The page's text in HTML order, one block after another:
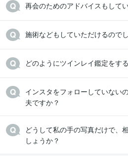
再会のためのアドバイスもして
施術などもしていただけるので
どのようにツインレイ鑑定をす
インスタをフォローしていない
夫ですか？
どうして私の手の写真だけで、
しょうか？